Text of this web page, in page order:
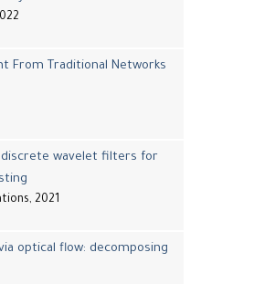
From Traditional Networks
discrete wavelet filters for
2021
optical flow: decomposing